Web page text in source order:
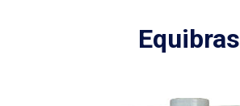
Equibras